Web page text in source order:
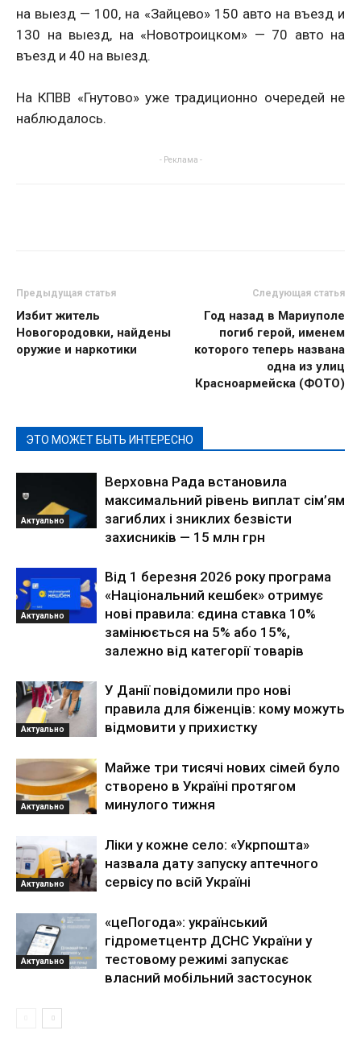
на выезд — 100, на «Зайцево» 150 авто на въезд и
130 на выезд, на «Новотроицком» — 70 авто на
въезд и 40 на выезд.
На КПВВ «Гнутово» уже традиционно очередей не
наблюдалось.
- Реклама -
Предыдущая статья
Избит житель
Новогородовки, найдены
оружие и наркотики
Следующая статья
Год назад в Мариуполе
погиб герой, именем
которого теперь названа
одна из улиц
Красноармейска (ФОТО)
ЭТО МОЖЕТ БЫТЬ ИНТЕРЕСНО
Актуально
Верховна Рада встановила
максимальний рівень виплат сім’ям
загиблих і зниклих безвісти
захисників — 15 млн грн
Актуально
Від 1 березня 2026 року програма
«Національний кешбек» отримує
нові правила: єдина ставка 10%
замінюється на 5% або 15%,
залежно від категорії товарів
Актуально
У Данії повідомили про нові
правила для біженців: кому можуть
відмовити у прихистку
Актуально
Майже три тисячі нових сімей було
створено в Україні протягом
минулого тижня
Актуально
Ліки у кожне село: «Укрпошта»
назвала дату запуску аптечного
сервісу по всій Україні
Актуально
«цеПогода»: український
гідрометцентр ДСНС України у
тестовому режимі запускає
власний мобільний застосунок